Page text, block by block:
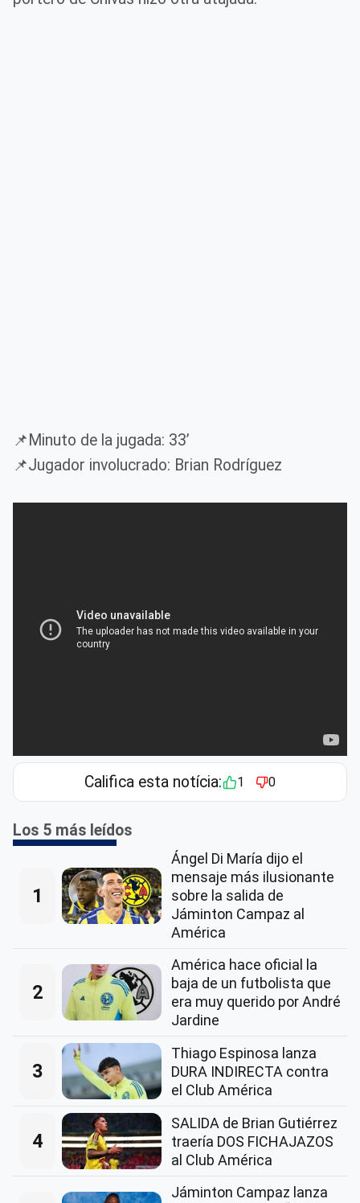
📌Minuto de la jugada: 33’
📌Jugador involucrado: Brian Rodríguez
Califica esta notícia: 1 0
Los 5 más leídos
1
Ángel Di María dijo el
mensaje más ilusionante
sobre la salida de
Jáminton Campaz al
América
2
América hace oficial la
baja de un futbolista que
era muy querido por André
Jardine
3
Thiago Espinosa lanza
DURA INDIRECTA contra
el Club América
4
SALIDA de Brian Gutiérrez
traería DOS FICHAJAZOS
al Club América
Jáminton Campaz lanza